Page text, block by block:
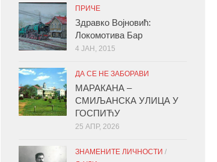
ПРИЧЕ
Здравко Војновић:
Локомотива Бар
4 ЈАН, 2015
ДА СЕ НЕ ЗАБОРАВИ
МАРАКАНА –
СМИЉАНСКА УЛИЦА У
ГОСПИЋУ
25 АПР, 2026
ЗНАМЕНИТЕ ЛИЧНОСТИ /